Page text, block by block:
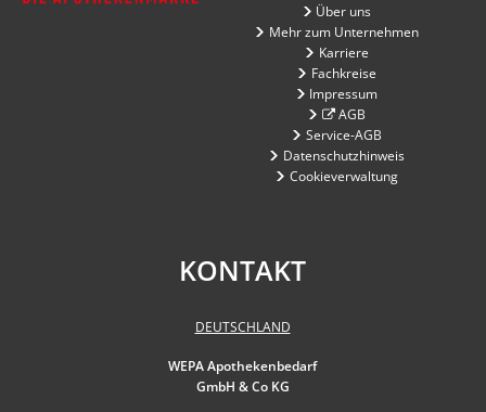
Über uns
Mehr zum Unternehmen
Karriere
Fachkreise
Impressum
AGB
Service-AGB
Datenschutzhinweis
Cookieverwaltung
KONTAKT
DEUTSCHLAND
WEPA Apothekenbedarf
GmbH & Co KG